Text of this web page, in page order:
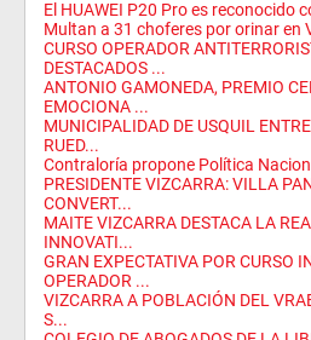
El HUAWEI P20 Pro es reconocido
Multan a 31 choferes por orinar en
CURSO OPERADOR
DESTACADOS ...
ANTONIO GAMONEDA, PREMIO
EMOCIONA ...
MUNICIPALIDAD DE USQUIL
RUED...
Contraloría propone Política
PRESIDENTE VIZCARRA: VILLA
CONVERT...
MAITE VIZCARRA DESTACA LA
INNOVATI...
GRAN EXPECTATIVA POR CURSO
OPERADOR ...
VIZCARRA A POBLACIÓN DEL
S...